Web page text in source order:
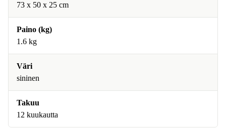
73 x 50 x 25 cm
Paino (kg)
1.6 kg
Väri
sininen
Takuu
12 kuukautta